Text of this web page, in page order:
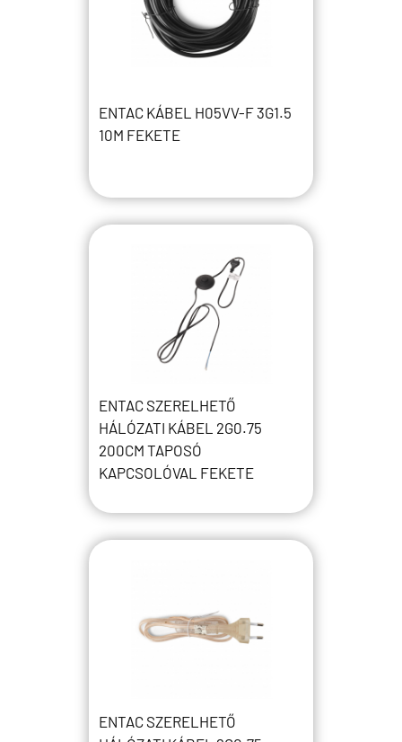
ENTAC KÁBEL H05VV-F 3G1.5
10M FEKETE
ENTAC SZERELHETŐ
HÁLÓZATI KÁBEL 2G0.75
200CM TAPOSÓ
KAPCSOLÓVAL FEKETE
ENTAC SZERELHETŐ